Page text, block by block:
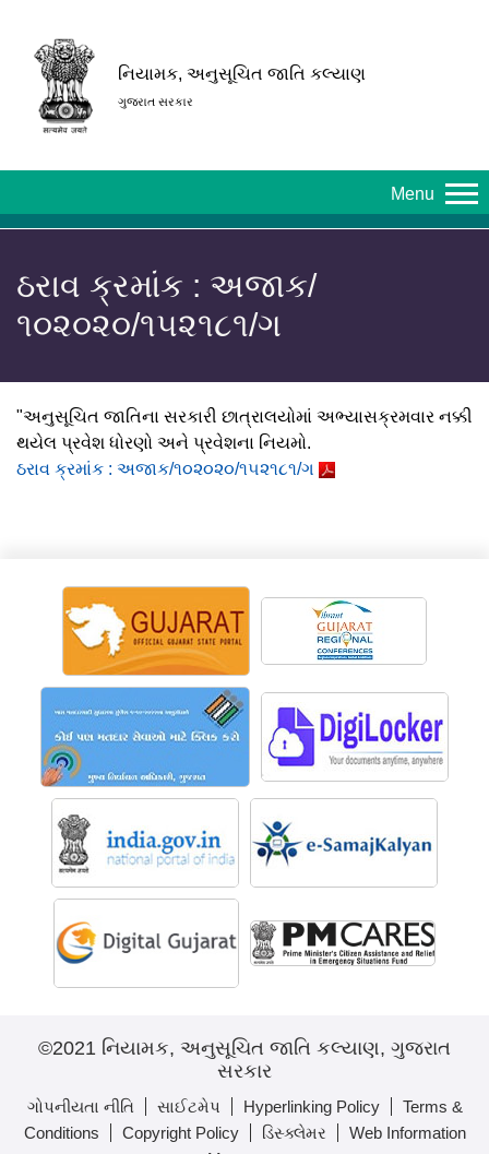
નિયામક, અનુસૂચિત જાતિ કલ્યાણ
ગુજરાત સરકાર
Menu
ઠરાવ ક્રમાંક : અજાક/
૧૦૨૦૨૦/૧૫૨૧૮૧/ગ
"અનુસૂચિત જાતિના સરકારી છાત્રાલયોમાં અભ્યાસક્રમવાર નક્કી
થયેલ પ્રવેશ ધોરણો અને પ્રવેશના નિયમો.
ઠરાવ ક્રમાંક : અજાક/૧૦૨૦૨૦/૧૫૨૧૮૧/ગ
©2021 નિયામક, અનુસૂચિત જાતિ કલ્યાણ, ગુજરાત
સરકાર
ગોપનીયતા નીતિ સાઈટમેપ Hyperlinking Policy
Terms &
Conditions
Copyright Policy ડિસ્ક્લેમર
Web Information